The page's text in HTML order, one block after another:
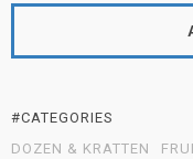
#CATEGORIES
DOZEN & KRATTEN